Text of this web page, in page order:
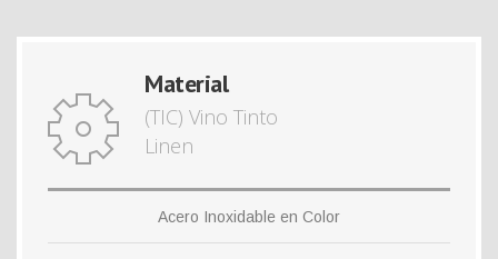
Material
(TIC) Vino Tinto
Linen
Acero Inoxidable en Color